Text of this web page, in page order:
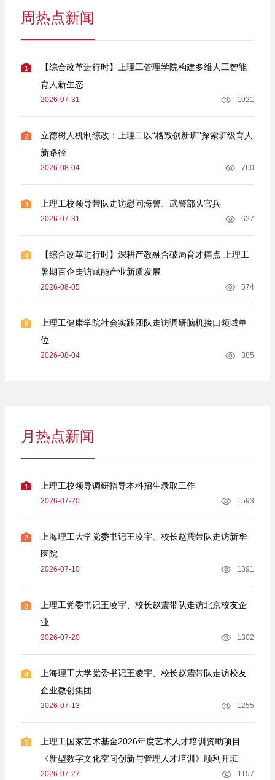
周热点新闻
1
【综合改革进行时】上理工管理学院构建多维人工智能
育人新生态
2026-07-31 1021
2
立德树人机制综改：上理工以“格致创新班”探索班级育人
新路径
2026-08-04 760
3 上理工校领导带队走访慰问海警、武警部队官兵
2026-07-31 627
4
【综合改革进行时】深耕产教融合破局育才痛点 上理工
暑期百企走访赋能产业新质发展
2026-08-05 574
5
上理工健康学院社会实践团队走访调研脑机接口领域单
位
2026-08-04 385
月热点新闻
1 上理工校领导调研指导本科招生录取工作
2026-07-20 1593
2
上海理工大学党委书记王凌宇、校长赵震带队走访新华
医院
2026-07-10 1391
3
上理工党委书记王凌宇、校长赵震带队走访北京校友企
业
2026-07-20 1302
4
上海理工大学党委书记王凌宇、校长赵震带队走访校友
企业微创集团
2026-07-13 1255
5
上理工国家艺术基金2026年度艺术人才培训资助项目
《新型数字文化空间创新与管理人才培训》顺利开班
2026-07-27 1157